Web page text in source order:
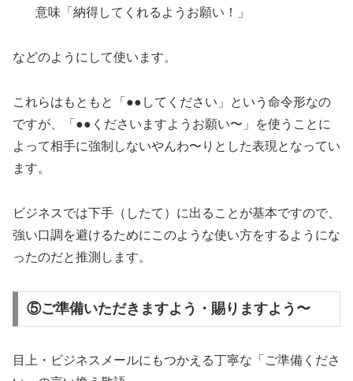
意味「納得してくれるようお願い！」
などのようにして使います。
これらはもともと「●●してください」という命令形なの
ですが、「●●くださいますようお願い〜」を使うことに
よって相手に強制しないやんわ〜りとした表現となってい
ます。
ビジネスでは下手（したて）に出ることが基本ですので、
強い口調を避けるためにこのような使い方をするようにな
ったのだと推測します。
⑤ご準備いただきますよう・賜りますよう〜
目上・ビジネスメールにもつかえる丁寧な「ご準備くださ